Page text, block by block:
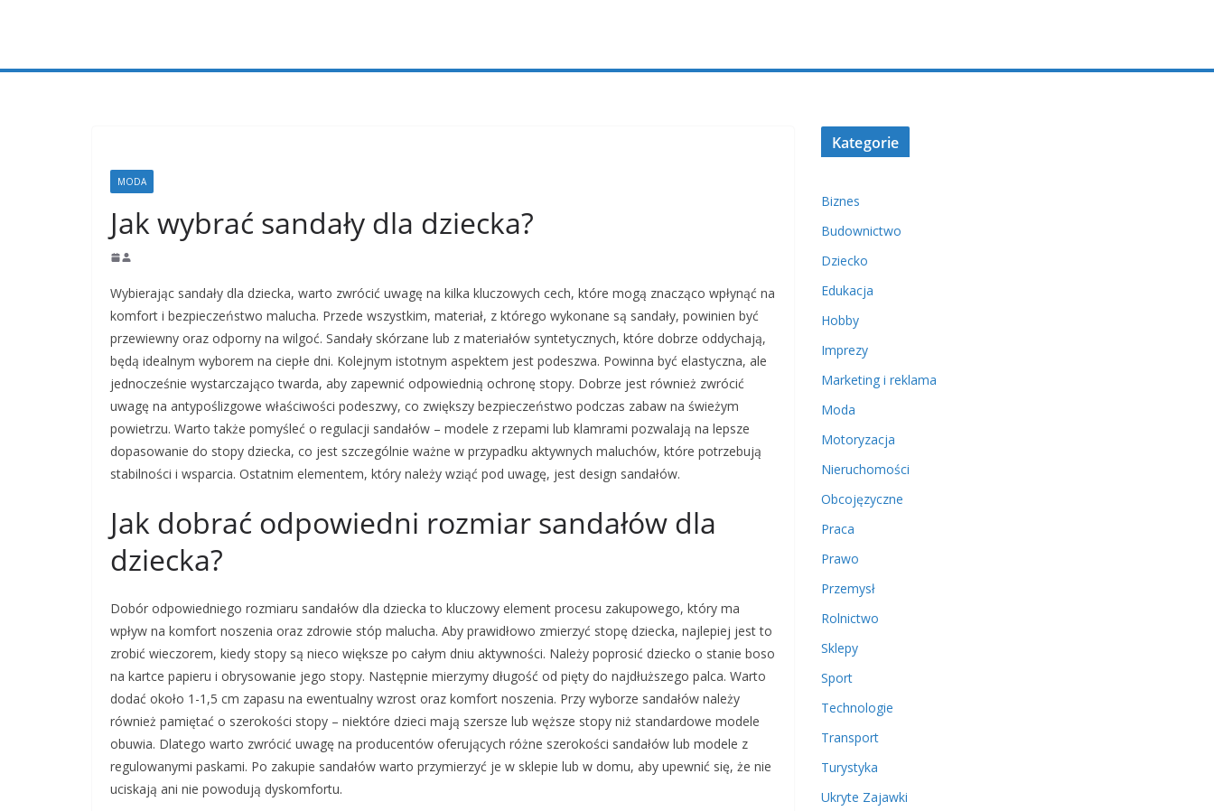
MODA
Jak wybrać sandały dla dziecka?
Wybierając sandały dla dziecka, warto zwrócić uwagę na kilka kluczowych cech, które mogą znacząco wpłynąć na
komfort i bezpieczeństwo malucha. Przede wszystkim, materiał, z którego wykonane są sandały, powinien być
przewiewny oraz odporny na wilgoć. Sandały skórzane lub z materiałów syntetycznych, które dobrze oddychają,
będą idealnym wyborem na ciepłe dni. Kolejnym istotnym aspektem jest podeszwa. Powinna być elastyczna, ale
jednocześnie wystarczająco twarda, aby zapewnić odpowiednią ochronę stopy. Dobrze jest również zwrócić
uwagę na antypoślizgowe właściwości podeszwy, co zwiększy bezpieczeństwo podczas zabaw na świeżym
powietrzu. Warto także pomyśleć o regulacji sandałów – modele z rzepami lub klamrami pozwalają na lepsze
dopasowanie do stopy dziecka, co jest szczególnie ważne w przypadku aktywnych maluchów, które potrzebują
stabilności i wsparcia. Ostatnim elementem, który należy wziąć pod uwagę, jest design sandałów.
Jak dobrać odpowiedni rozmiar sandałów dla
dziecka?
Dobór odpowiedniego rozmiaru sandałów dla dziecka to kluczowy element procesu zakupowego, który ma
wpływ na komfort noszenia oraz zdrowie stóp malucha. Aby prawidłowo zmierzyć stopę dziecka, najlepiej jest to
zrobić wieczorem, kiedy stopy są nieco większe po całym dniu aktywności. Należy poprosić dziecko o stanie boso
na kartce papieru i obrysowanie jego stopy. Następnie mierzymy długość od pięty do najdłuższego palca. Warto
dodać około 1-1,5 cm zapasu na ewentualny wzrost oraz komfort noszenia. Przy wyborze sandałów należy
również pamiętać o szerokości stopy – niektóre dzieci mają szersze lub węższe stopy niż standardowe modele
obuwia. Dlatego warto zwrócić uwagę na producentów oferujących różne szerokości sandałów lub modele z
regulowanymi paskami. Po zakupie sandałów warto przymierzyć je w sklepie lub w domu, aby upewnić się, że nie
uciskają ani nie powodują dyskomfortu.
Kategorie
Biznes
Budownictwo
Dziecko
Edukacja
Hobby
Imprezy
Marketing i reklama
Moda
Motoryzacja
Nieruchomości
Obcojęzyczne
Praca
Prawo
Przemysł
Rolnictwo
Sklepy
Sport
Technologie
Transport
Turystyka
Ukryte Zajawki